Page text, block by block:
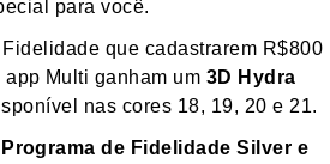
para você.
que cadastrarem R$800
Multi ganham um 3D Hydra
nas cores 18, 19, 20 e 21.
Programa de Fidelidade Silver e